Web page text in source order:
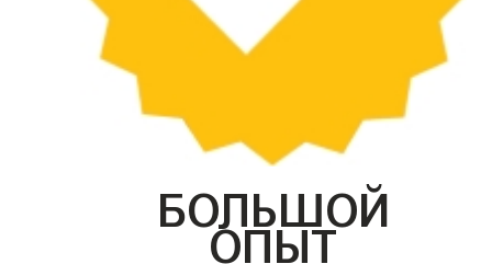
БОЛЬШОЙ
ОПЫТ